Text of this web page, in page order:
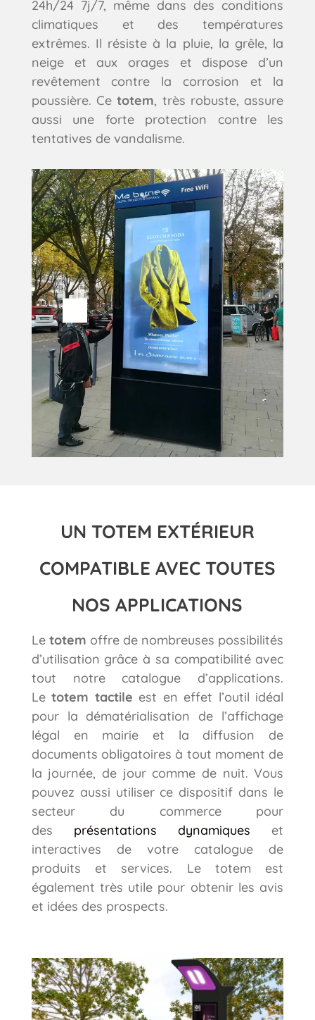
24h/24 7j/7, même dans des conditions
climatiques et des températures
extrêmes. Il résiste à la pluie, la grêle, la
neige et aux orages et dispose d’un
revêtement contre la corrosion et la
poussière. Ce totem, très robuste, assure
aussi une forte protection contre les
tentatives de vandalisme.
UN TOTEM EXTÉRIEUR
COMPATIBLE AVEC TOUTES
NOS APPLICATIONS
Le totem offre de nombreuses possibilités
d’utilisation grâce à sa compatibilité avec
tout notre catalogue d’applications.
Le totem tactile est en effet l’outil idéal
pour la dématérialisation de l’affichage
légal en mairie et la diffusion de
documents obligatoires à tout moment de
la journée, de jour comme de nuit. Vous
pouvez aussi utiliser ce dispositif dans le
secteur du commerce pour
des
présentations dynamiques
et
interactives de votre catalogue de
produits et services. Le totem est
également très utile pour obtenir les avis
et idées des prospects.